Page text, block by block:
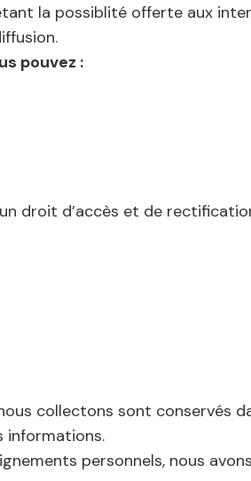
la possiblité offerte aux
pouvez :
droit d’accès et de
collectons sont conservés
informations.
personnels, nous